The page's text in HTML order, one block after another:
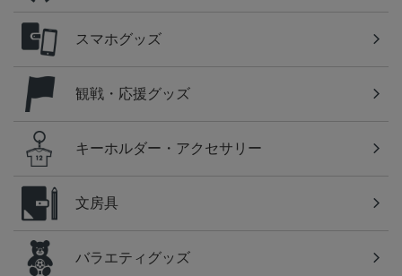
スマホグッズ
観戦・応援グッズ
キーホルダー・アクセサリー
文房具
バラエティグッズ